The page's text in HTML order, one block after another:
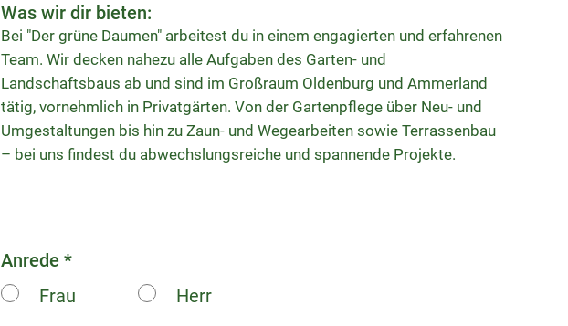
Was wir dir bieten:
Bei "Der grüne Daumen" arbeitest du in einem engagierten und erfahrenen
Team. Wir decken nahezu alle Aufgaben des Garten- und
Landschaftsbaus ab und sind im Großraum Oldenburg und Ammerland
tätig, vornehmlich in Privatgärten. Von der Gartenpflege über Neu- und
Umgestaltungen bis hin zu Zaun- und Wegearbeiten sowie Terrassenbau
– bei uns findest du abwechslungsreiche und spannende Projekte.
Anrede
Frau
Herr